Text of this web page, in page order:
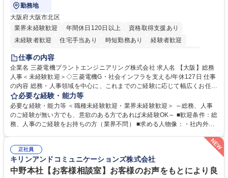
勤務地
大阪府大阪市北区
業界未経験歓迎
年間休日120日以上
資格取得支援あり
未経験者歓迎
住宅手当あり 時短勤務あり
経験者歓迎
退職金あり
駅近5分以内
土日祝休み 服装自由 寮・社宅あり 食事補助あり
仕事の内容
企業名 三菱電機プラントエンジニアリング株式会社 求人名 【大阪】総務
人事＜未経験歓迎＞◇三菱電機G・社会インフラを支える/年休127日 仕事
の内容 総務・人事領域を中心に、これまでのご経験に応じて幅広くお任せ
します。 ＜具体的には＞ ・総務/人事労務（給与・社保・勤怠管理など）
・採用・教育研修 ・福利厚生運用 など ※基本的には事務所勤務ですが、
採用や教育等の業務内容により、関西圏以外への日帰り・宿泊を伴う国内
出張もございます。 ※担当業務を持ちつつ、お互いに助け合いながら、総
総務人事＜未経験歓迎＞◇三菱電機G・社会インフラを支える/年休127日
必要な経験・能力等
必要な経験・能力等 ＜職種未経験歓迎・業界未経験歓迎＞ ～総務、人事
のご経験が無い方でも、意欲のある方であれば未経験OK～ ■歓迎条件：総
務、人事のご経験をお持ちの方（業界不問） ■求める人物像：・社内外の
ミュニケーション能力を持っている方 ・人事総務領域に興味がありゼネラ
正社員
キリンアンドコミュニケーションズ株式会社
中野本社【お客様相談室】お客様のお声をもとにより良